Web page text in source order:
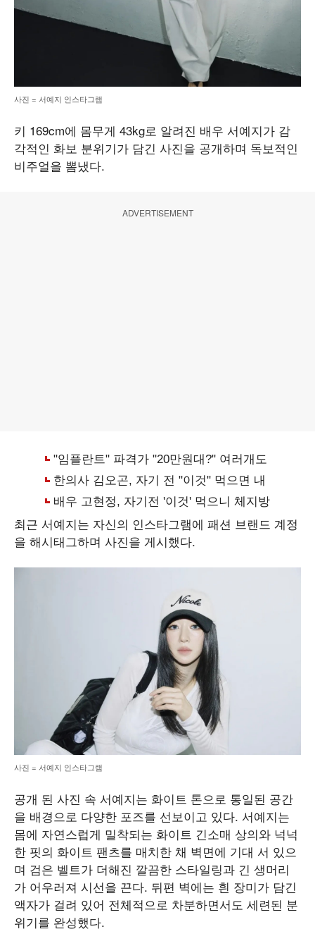
사진 = 서예지 인스타그램
키 169cm에 몸무게 43kg로 알려진 배우 서예지가 감
각적인 화보 분위기가 담긴 사진을 공개하며 독보적인
비주얼을 뽐냈다.
ADVERTISEMENT
최근 서예지는 자신의 인스타그램에 패션 브랜드 계정
을 해시태그하며 사진을 게시했다.
사진 = 서예지 인스타그램
공개 된 사진 속 서예지는 화이트 톤으로 통일된 공간
을 배경으로 다양한 포즈를 선보이고 있다. 서예지는
몸에 자연스럽게 밀착되는 화이트 긴소매 상의와 넉넉
한 핏의 화이트 팬츠를 매치한 채 벽면에 기대 서 있으
며 검은 벨트가 더해진 깔끔한 스타일링과 긴 생머리
가 어우러져 시선을 끈다. 뒤편 벽에는 흰 장미가 담긴
액자가 걸려 있어 전체적으로 차분하면서도 세련된 분
위기를 완성했다.